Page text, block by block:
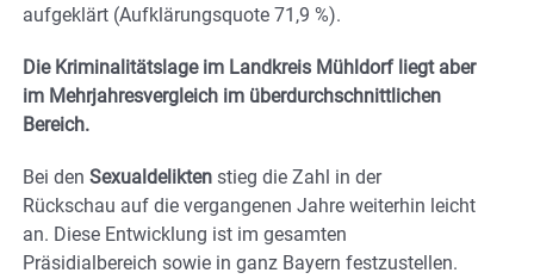
aufgeklärt (Aufklärungsquote 71,9 %).
Die Kriminalitätslage im Landkreis Mühldorf liegt aber
im Mehrjahresvergleich im überdurchschnittlichen
Bereich.
Bei den Sexualdelikten stieg die Zahl in der
Rückschau auf die vergangenen Jahre weiterhin leicht
an. Diese Entwicklung ist im gesamten
Präsidialbereich sowie in ganz Bayern festzustellen.